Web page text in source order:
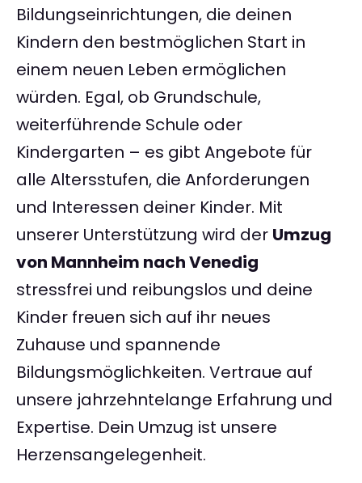
Bildungseinrichtungen, die deinen
Kindern den bestmöglichen Start in
einem neuen Leben ermöglichen
würden. Egal, ob Grundschule,
weiterführende Schule oder
Kindergarten – es gibt Angebote für
alle Altersstufen, die Anforderungen
und Interessen deiner Kinder. Mit
unserer Unterstützung wird der Umzug
von Mannheim nach Venedig
stressfrei und reibungslos und deine
Kinder freuen sich auf ihr neues
Zuhause und spannende
Bildungsmöglichkeiten. Vertraue auf
unsere jahrzehntelange Erfahrung und
Expertise. Dein Umzug ist unsere
Herzensangelegenheit.